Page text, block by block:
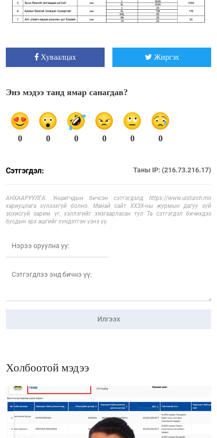
Хуваалцах Жиргэх
Энэ мэдээ танд ямар санагдав?
0 0 0 0 0 0
Сэтгэгдэл: Таны IP: (216.73.216.17)
АНХААРУУЛГА: Уншигчдын бичсэн сэтгэгдэлд https://www.ulsturch.mn
хариуцлага хүлээхгүй болно. Манай сайт ХХЗХ-ны журмын дагуу зүй
зохисгүй зарим үг, хэллэгийг хязгаарласан тул Та сэтгэгдэл бичихдээ
бусдын эрх ашгийг хүндэтгэн үзнэ үү.
Илгээх
Холбоотой мэдээ